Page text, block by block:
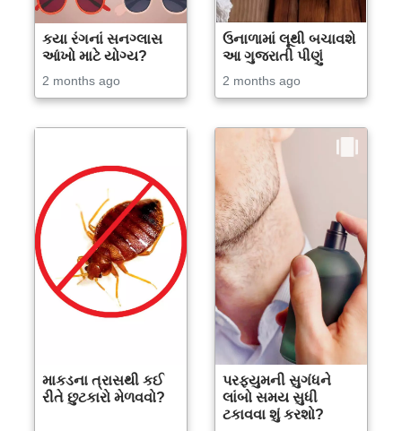
કયા રંગનાં સનગ્લાસ
આંખો માટે યોગ્ય?
2 months ago
ઉનાળામાં લૂથી બચાવશે
આ ગુજરાતી પીણું
2 months ago
માકડના ત્રાસથી કઈ
રીતે છુટકારો મેળવવો?
પરફ્યુમની સુગંધને
લાંબો સમય સુધી
ટકાવવા શું કરશો?